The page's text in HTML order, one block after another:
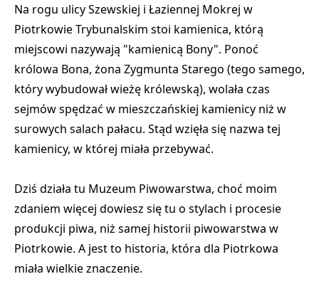
Na rogu ulicy Szewskiej i Łaziennej Mokrej w
Piotrkowie Trybunalskim stoi kamienica, którą
miejscowi nazywają "kamienicą Bony". Ponoć
królowa Bona, żona Zygmunta Starego (tego samego,
który wybudował wieżę królewską), wolała czas
sejmów spędzać w mieszczańskiej kamienicy niż w
surowych salach pałacu. Stąd wzięła się nazwa tej
kamienicy, w której miała przebywać.
Dziś działa tu Muzeum Piwowarstwa, choć moim
zdaniem więcej dowiesz się tu o stylach i procesie
produkcji piwa, niż samej historii piwowarstwa w
Piotrkowie. A jest to historia, która dla Piotrkowa
miała wielkie znaczenie.